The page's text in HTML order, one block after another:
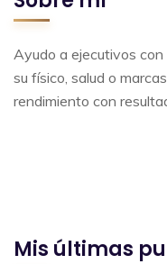
Ayudo a ejecutivos
su físico, salud o
rendimiento con
Mis últimas